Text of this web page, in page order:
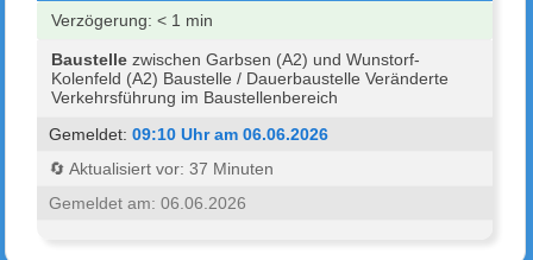
Verzögerung: < 1 min
Baustelle zwischen Garbsen (A2) und Wunstorf-
Kolenfeld (A2) Baustelle / Dauerbaustelle Veränderte
Verkehrsführung im Baustellenbereich
Gemeldet:09:10 Uhr am 06.06.2026
🔄 Aktualisiert vor: 37 Minuten
Gemeldet am: 06.06.2026